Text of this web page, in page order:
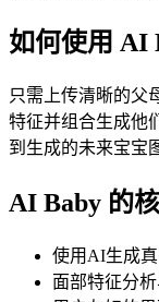
如何使用 AI
只需上传清晰的父
特征并组合生成他
到生成的未来宝宝
AI Baby 的
使用AI生成
面部特征分